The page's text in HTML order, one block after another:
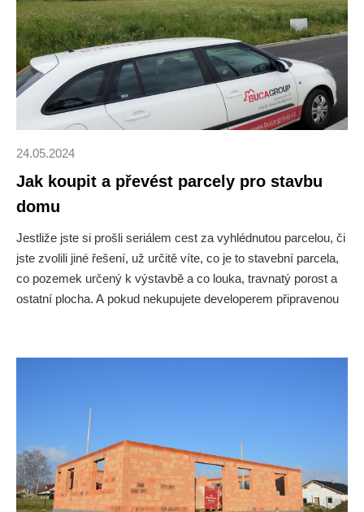
24.05.2024
Jak koupit a převést parcely pro stavbu
domu
Jestliže jste si prošli seriálem cest za vyhlédnutou parcelou, či
jste zvolili jiné řešení, už určitě víte, co je to stavební parcela,
co pozemek určený k výstavbě a co louka, travnatý porost a
ostatní plocha. A pokud nekupujete developerem připravenou
svou parcelu vůbec dostanete.